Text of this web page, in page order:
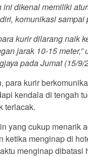
ini dikenal memiliki
komunikasi sampai
kurir dilarang naik
jarak 10-15
pada Jumat (15/9/
para kurir
kendala di tengah
terlacak.
yang cukup menarik
ketika menginap di
menginap dibatasi